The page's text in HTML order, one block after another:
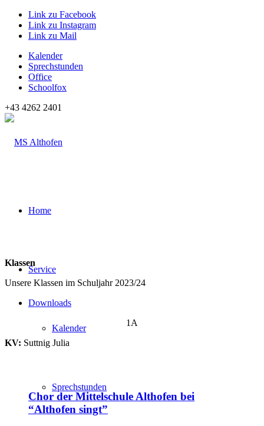
Link zu Facebook
Link zu Instagram
Link zu Mail
Kalender
Sprechstunden
Office
Schoolfox
+43 4262 2401
Home
Service
Kalender
Sprechstunden
Klassen
Unsere Klassen im Schuljahr 2023/24
Downloads
1A
KV: Suttnig Julia
Chor der Mittelschule Althofen bei
“Althofen singt”